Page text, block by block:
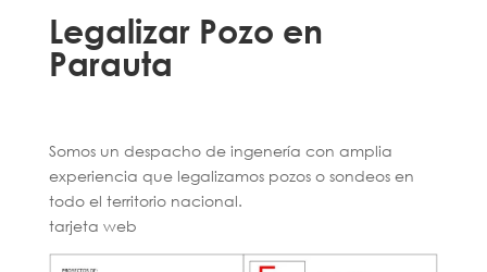
Legalizar Pozo en
Parauta
Somos un despacho de ingenería con amplia
experiencia que legalizamos pozos o sondeos en
todo el territorio nacional.
tarjeta web